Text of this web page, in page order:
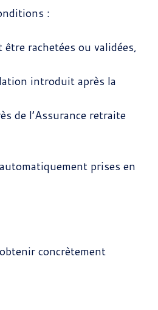
:
être rachetées ou validées,
introduit après la
de l’Assurance retraite
prises en
concrètement